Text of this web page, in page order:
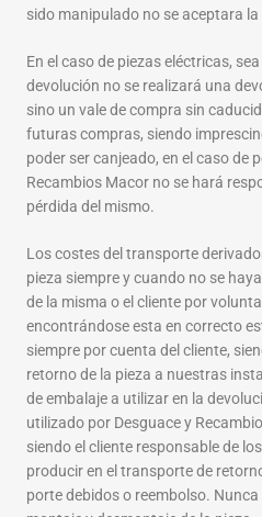
sido manipulado no se aceptara
En el caso de piezas eléctricas,
devolución no se realizará una
sino un vale de compra sin
futuras compras, siendo
poder ser canjeado, en el caso de
Recambios Macor no se hará
pérdida del mismo.
Los costes del transporte
pieza siempre y cuando no se
de la misma o el cliente por
encontrándose esta en correcto
siempre por cuenta del cliente,
retorno de la pieza a nuestras
de embalaje a utilizar en la
utilizado por Desguace y
siendo el cliente responsable de
producir en el transporte de
porte debidos o reembolso.